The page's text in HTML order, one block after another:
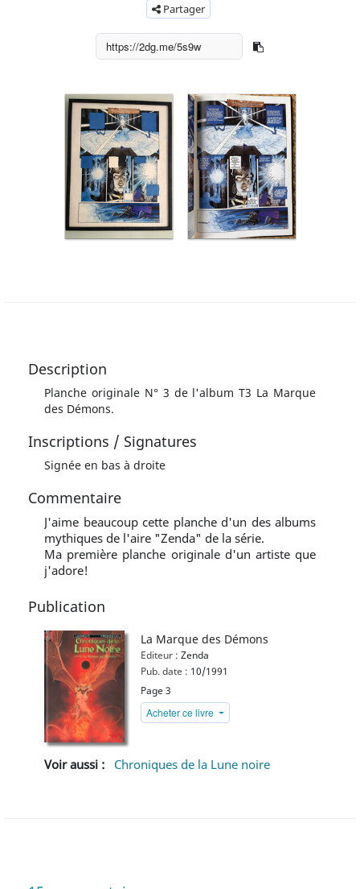
Partager
Description
Planche originale N° 3 de l'album T3 La Marque
des Démons.
Inscriptions / Signatures
Signée en bas à droite
Commentaire
J'aime beaucoup cette planche d'un des albums
mythiques de l'aire "Zenda" de la série.
Ma première planche originale d'un artiste que
j'adore!
Publication
La Marque des Démons
Editeur : Zenda
Pub. date : 10/1991
Page 3
Acheter ce livre
Voir aussi : Chroniques de la Lune noire